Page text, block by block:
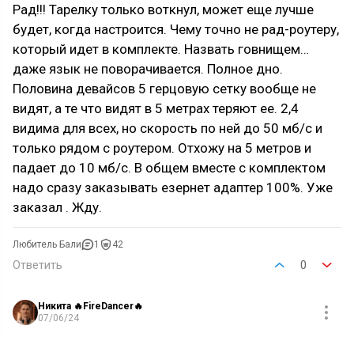
Рад!!! Тарелку только воткнул, может еще лучше
будет, когда настроится. Чему точно не рад-роутеру,
который идет в комплекте. Назвать говнищем…
даже язык не поворачивается. Полное дно.
Половина девайсов 5 герцовую сетку вообще не
видят, а те что видят в 5 метрах теряют ее. 2,4
видима для всех, но скорость по ней до 50 мб/с и
только рядом с роутером. Отхожу на 5 метров и
падает до 10 мб/с. В общем вместе с комплектом
надо сразу заказывать езернет адаптер 100%. Уже
заказал . Жду.
Любитель Бали 1 42
Ответить 0
Никита 🔥FireDancer🔥
07/06/24